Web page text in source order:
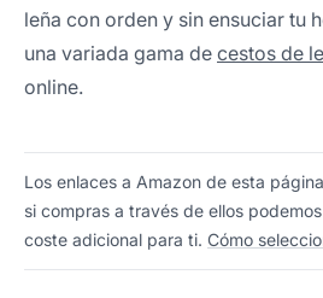
leña con orden y sin ensuciar tu
una variada gama de cestos de
online.
Los enlaces a Amazon de esta
si compras a través de ellos
coste adicional para ti. Cómo